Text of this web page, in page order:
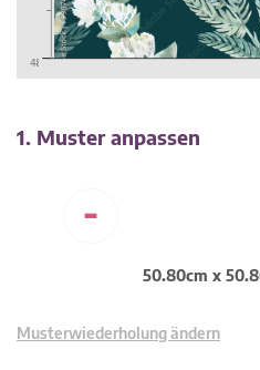
1. Muster anpassen
-
50.80cm x
Musterwiederholung ändern